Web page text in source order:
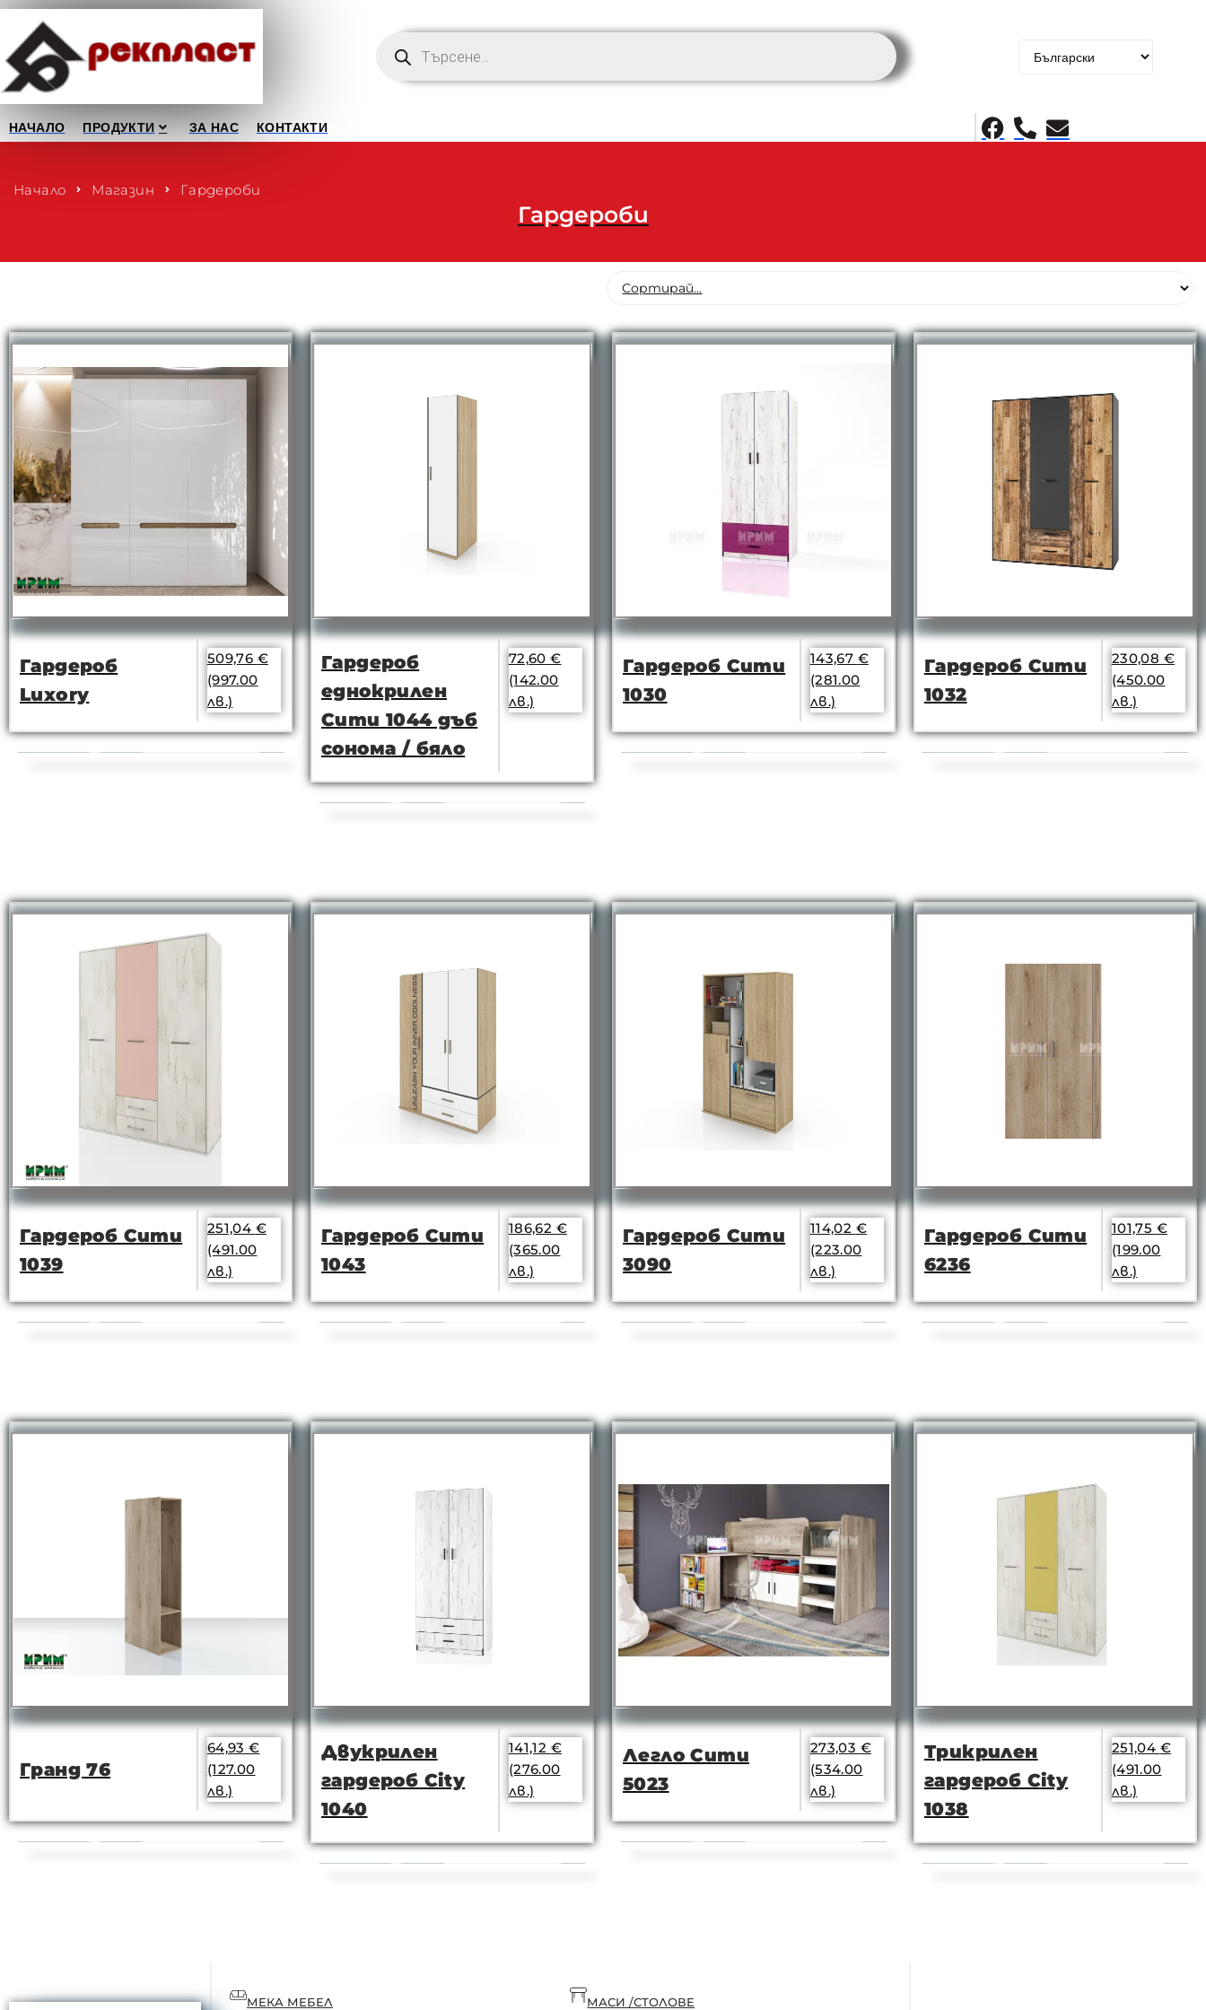
НАЧАЛО ПРОДУКТИ ЗА НАС КОНТАКТИ
Начало Магазин Гардероби
Гардероби
Гардероб
Luxory
509,76 €
(997.00
лв.)
Гардероб
еднокрилен
Сити 1044 дъб
сонома / бяло
72,60€
(142.00
лв.)
Гардероб Сити
1030
143,67 €
(281.00
лв.)
Гардероб Сити
1032
230,08 €
(450.00
лв.)
Гардероб Сити
1039
251,04 €
(491.00
лв.)
Гардероб Сити
1043
186,62 €
(365.00
лв.)
Гардероб Сити
3090
114,02 €
(223.00
лв.)
Гардероб Сити
6236
101,75 €
(199.00
лв.)
Гранд 76
64,93€
(127.00
лв.)
Двукрилен
гардероб City
1040
141,12 €
(276.00
лв.)
Легло Сити
5023
273,03 €
(534.00
лв.)
Трикрилен
гардероб City
1038
251,04 €
(491.00
лв.)
МЕКА МЕБЕЛ МАСИ /СТОЛОВЕ